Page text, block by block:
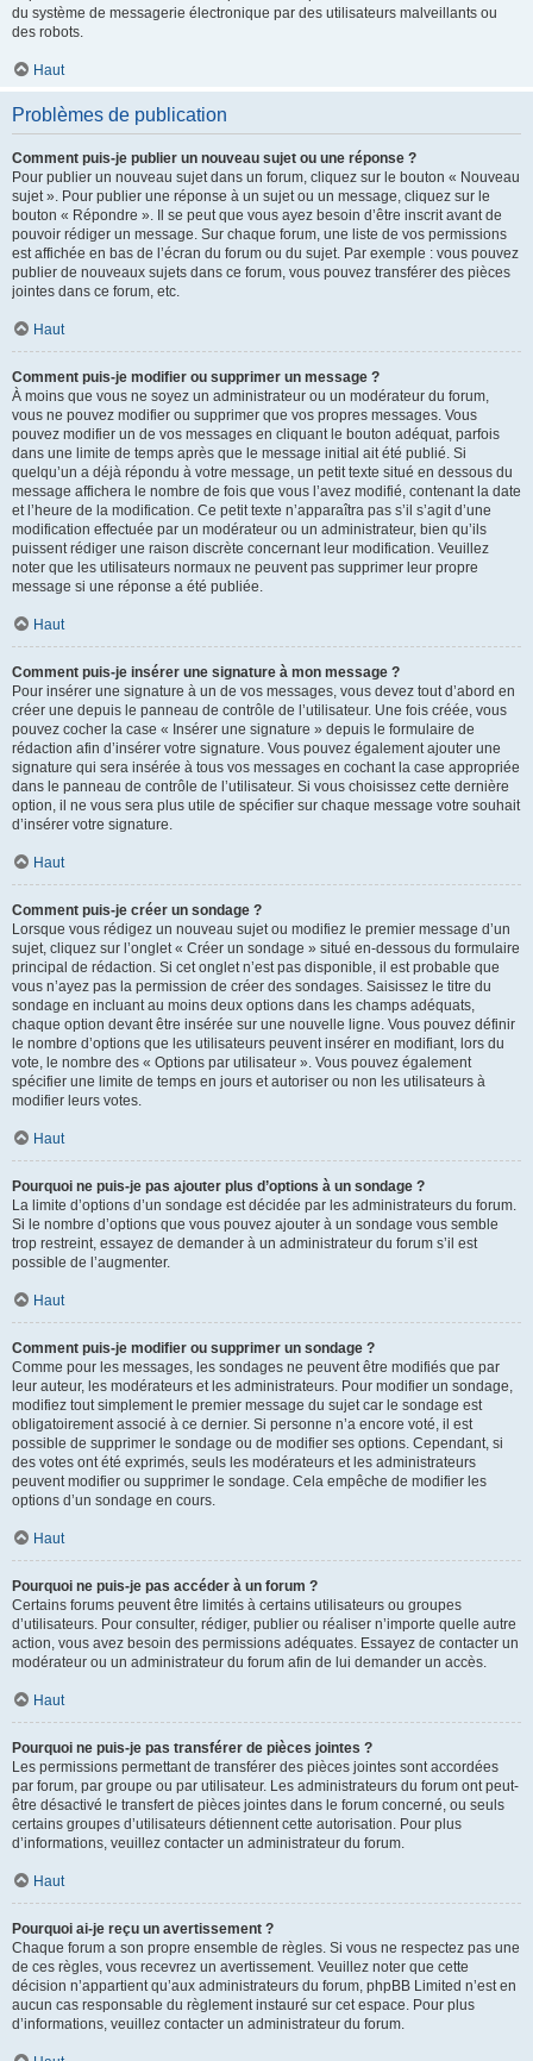
du système de messagerie électronique par des utilisateurs malveillants ou
des robots.
Haut
Problèmes de publication
Comment puis-je publier un nouveau sujet ou une réponse ?
Pour publier un nouveau sujet dans un forum, cliquez sur le bouton « Nouveau
sujet ». Pour publier une réponse à un sujet ou un message, cliquez sur le
bouton « Répondre ». Il se peut que vous ayez besoin d’être inscrit avant de
pouvoir rédiger un message. Sur chaque forum, une liste de vos permissions
est affichée en bas de l’écran du forum ou du sujet. Par exemple : vous pouvez
publier de nouveaux sujets dans ce forum, vous pouvez transférer des pièces
jointes dans ce forum, etc.
Haut
Comment puis-je modifier ou supprimer un message ?
À moins que vous ne soyez un administrateur ou un modérateur du forum,
vous ne pouvez modifier ou supprimer que vos propres messages. Vous
pouvez modifier un de vos messages en cliquant le bouton adéquat, parfois
dans une limite de temps après que le message initial ait été publié. Si
quelqu’un a déjà répondu à votre message, un petit texte situé en dessous du
message affichera le nombre de fois que vous l’avez modifié, contenant la date
et l’heure de la modification. Ce petit texte n’apparaîtra pas s’il s’agit d’une
modification effectuée par un modérateur ou un administrateur, bien qu’ils
puissent rédiger une raison discrète concernant leur modification. Veuillez
noter que les utilisateurs normaux ne peuvent pas supprimer leur propre
message si une réponse a été publiée.
Haut
Comment puis-je insérer une signature à mon message ?
Pour insérer une signature à un de vos messages, vous devez tout d’abord en
créer une depuis le panneau de contrôle de l’utilisateur. Une fois créée, vous
pouvez cocher la case « Insérer une signature » depuis le formulaire de
rédaction afin d’insérer votre signature. Vous pouvez également ajouter une
signature qui sera insérée à tous vos messages en cochant la case appropriée
dans le panneau de contrôle de l’utilisateur. Si vous choisissez cette dernière
option, il ne vous sera plus utile de spécifier sur chaque message votre souhait
d’insérer votre signature.
Haut
Comment puis-je créer un sondage ?
Lorsque vous rédigez un nouveau sujet ou modifiez le premier message d’un
sujet, cliquez sur l’onglet « Créer un sondage » situé en-dessous du formulaire
principal de rédaction. Si cet onglet n’est pas disponible, il est probable que
vous n’ayez pas la permission de créer des sondages. Saisissez le titre du
sondage en incluant au moins deux options dans les champs adéquats,
chaque option devant être insérée sur une nouvelle ligne. Vous pouvez définir
le nombre d’options que les utilisateurs peuvent insérer en modifiant, lors du
vote, le nombre des « Options par utilisateur ». Vous pouvez également
spécifier une limite de temps en jours et autoriser ou non les utilisateurs à
modifier leurs votes.
Haut
Pourquoi ne puis-je pas ajouter plus d’options à un sondage ?
La limite d’options d’un sondage est décidée par les administrateurs du forum.
Si le nombre d’options que vous pouvez ajouter à un sondage vous semble
trop restreint, essayez de demander à un administrateur du forum s’il est
possible de l’augmenter.
Haut
Comment puis-je modifier ou supprimer un sondage ?
Comme pour les messages, les sondages ne peuvent être modifiés que par
leur auteur, les modérateurs et les administrateurs. Pour modifier un sondage,
modifiez tout simplement le premier message du sujet car le sondage est
obligatoirement associé à ce dernier. Si personne n’a encore voté, il est
possible de supprimer le sondage ou de modifier ses options. Cependant, si
des votes ont été exprimés, seuls les modérateurs et les administrateurs
peuvent modifier ou supprimer le sondage. Cela empêche de modifier les
options d’un sondage en cours.
Haut
Pourquoi ne puis-je pas accéder à un forum ?
Certains forums peuvent être limités à certains utilisateurs ou groupes
d’utilisateurs. Pour consulter, rédiger, publier ou réaliser n’importe quelle autre
action, vous avez besoin des permissions adéquates. Essayez de contacter un
modérateur ou un administrateur du forum afin de lui demander un accès.
Haut
Pourquoi ne puis-je pas transférer de pièces jointes ?
Les permissions permettant de transférer des pièces jointes sont accordées
par forum, par groupe ou par utilisateur. Les administrateurs du forum ont peut-
être désactivé le transfert de pièces jointes dans le forum concerné, ou seuls
certains groupes d’utilisateurs détiennent cette autorisation. Pour plus
d’informations, veuillez contacter un administrateur du forum.
Haut
Pourquoi ai-je reçu un avertissement ?
Chaque forum a son propre ensemble de règles. Si vous ne respectez pas une
de ces règles, vous recevrez un avertissement. Veuillez noter que cette
décision n’appartient qu’aux administrateurs du forum, phpBB Limited n’est en
aucun cas responsable du règlement instauré sur cet espace. Pour plus
d’informations, veuillez contacter un administrateur du forum.